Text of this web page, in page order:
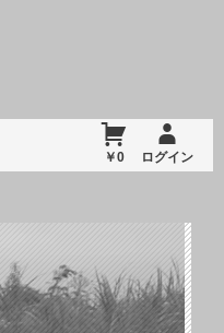
￥0 ログイン